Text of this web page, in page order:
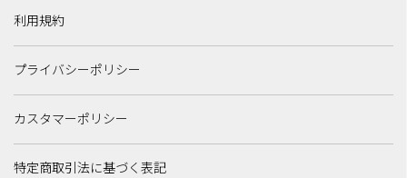
利用規約
プライバシーポリシー
カスタマーポリシー
特定商取引法に基づく表記